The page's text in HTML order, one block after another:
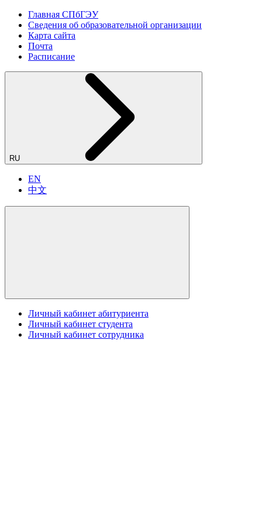
Главная СПбГЭУ
Сведения об образовательной организации
Карта сайта
Почта
Расписание
RU
EN
中文
Личный кабинет абитуриента
Личный кабинет студента
Личный кабинет сотрудника